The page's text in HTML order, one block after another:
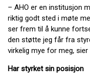
– AHO er en institusjon
riktig godt sted i møte
ser frem til å kunne
den støtte jeg får fra
virkelig mye for meg,
Har styrket sin posisjon